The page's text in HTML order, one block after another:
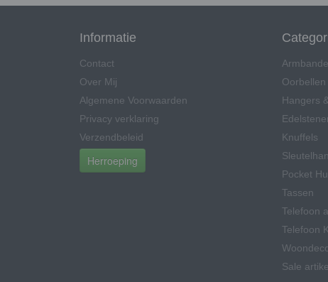
Informatie
Contact
Over Mij
Algemene Voorwaarden
Privacy verklaring
Verzendbeleid
Herroeping
Oorbellen
Hangers
Knuffels
Pocket
Tassen
Telefoon
Telefoon
Sale